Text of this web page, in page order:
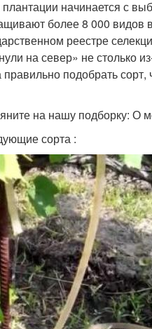
начинается с
более 8 000 видов
реестре
на север» не столько
подобрать сорт,
на нашу подборку: О
сорта :